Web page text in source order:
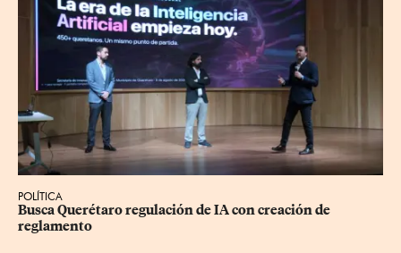
POLÍTICA
Busca Querétaro regulación de IA con creación de
reglamento